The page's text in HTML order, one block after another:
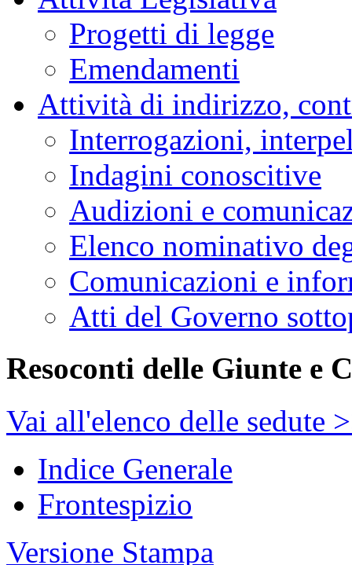
Progetti di legge
Emendamenti
Attività di indirizzo,
Interrogazioni,
Indagini conoscitive
Audizioni e
Elenco nominativo
Comunicazioni e
Atti del Governo
Resoconti delle Giunte e
Vai all'elenco delle sedute
Indice Generale
Frontespizio
Versione Stampa